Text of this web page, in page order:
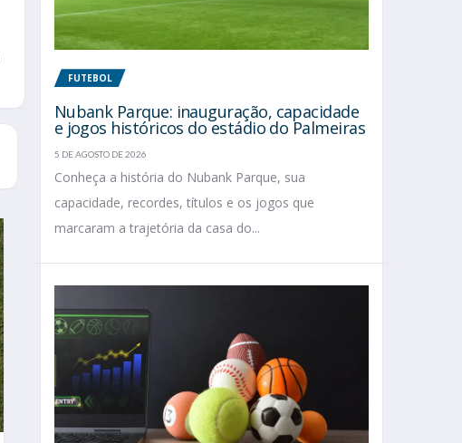
FUTEBOL
Nubank Parque: inauguração, capacidade
e jogos históricos do estádio do Palmeiras
5 DE AGOSTO DE 2026
Conheça a história do Nubank Parque, sua
capacidade, recordes, títulos e os jogos que
marcaram a trajetória da casa do...